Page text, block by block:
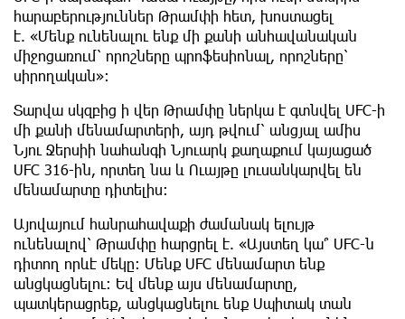
հարաբերություններ Թրամփի հետ, խոստացել
է. «Մենք ունենալու ենք մի քանի անհավանական
միջոցառում՝ որոշները պրոֆեսիոնալ, որոշները՝
սիրողական»։
Տարվա սկզբից ի վեր Թրամփը ներկա է գտնվել UFC-ի
մի քանի մենամարտերի, այդ թվում՝ անցյալ ամիս
Նյու Ջերսիի նահանգի Նյուարկ քաղաքում կայացած
UFC 316-ին, որտեղ նա և Ուայթը լուսանկարվել են
մենամարտը դիտելիս։
Այովայում հանրահավաքի ժամանակ ելույթ
ունենալով՝ Թրամփը հարցրել է. «Այստեղ կա՞ UFC-ն
դիտող որևէ մեկը։ Մենք UFC մենամարտ ենք
անցկացնելու։ Եվ մենք այս մենամարտը,
պատկերացրեք, անցկացնելու ենք Սպիտակ տան